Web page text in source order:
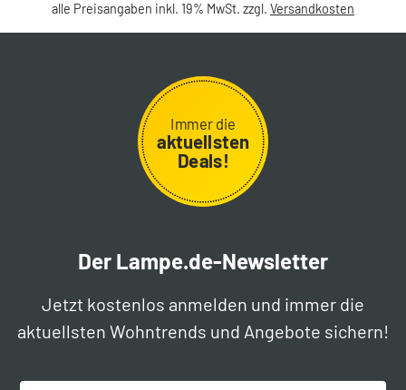
alle Preisangaben inkl. 19% MwSt. zzgl. Versandkosten
Immer die
aktuellsten
Deals!
Der Lampe.de-Newsletter
Jetzt kostenlos anmelden und immer die
aktuellsten Wohntrends und Angebote sichern!